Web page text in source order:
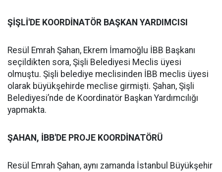
ŞİŞLİ'DE KOORDİNATÖR BAŞKAN YARDIMCISI
Resül Emrah Şahan, Ekrem İmamoğlu İBB Başkanı
seçildikten sora, Şişli Belediyesi Meclis üyesi
olmuştu. Şişli belediye meclisinden İBB meclis üyesi
olarak büyükşehirde meclise girmişti. Şahan, Şişli
Belediyesi’nde de Koordinatör Başkan Yardımcılığı
yapmakta.
ŞAHAN, İBB'DE PROJE KOORDİNATÖRÜ
Resül Emrah Şahan, aynı zamanda İstanbul Büyükşehir